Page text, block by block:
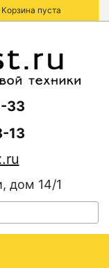
Корзина пуста
33
13
дом 14/1